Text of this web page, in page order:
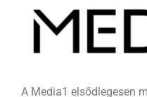
A Media1 elsődlegesen